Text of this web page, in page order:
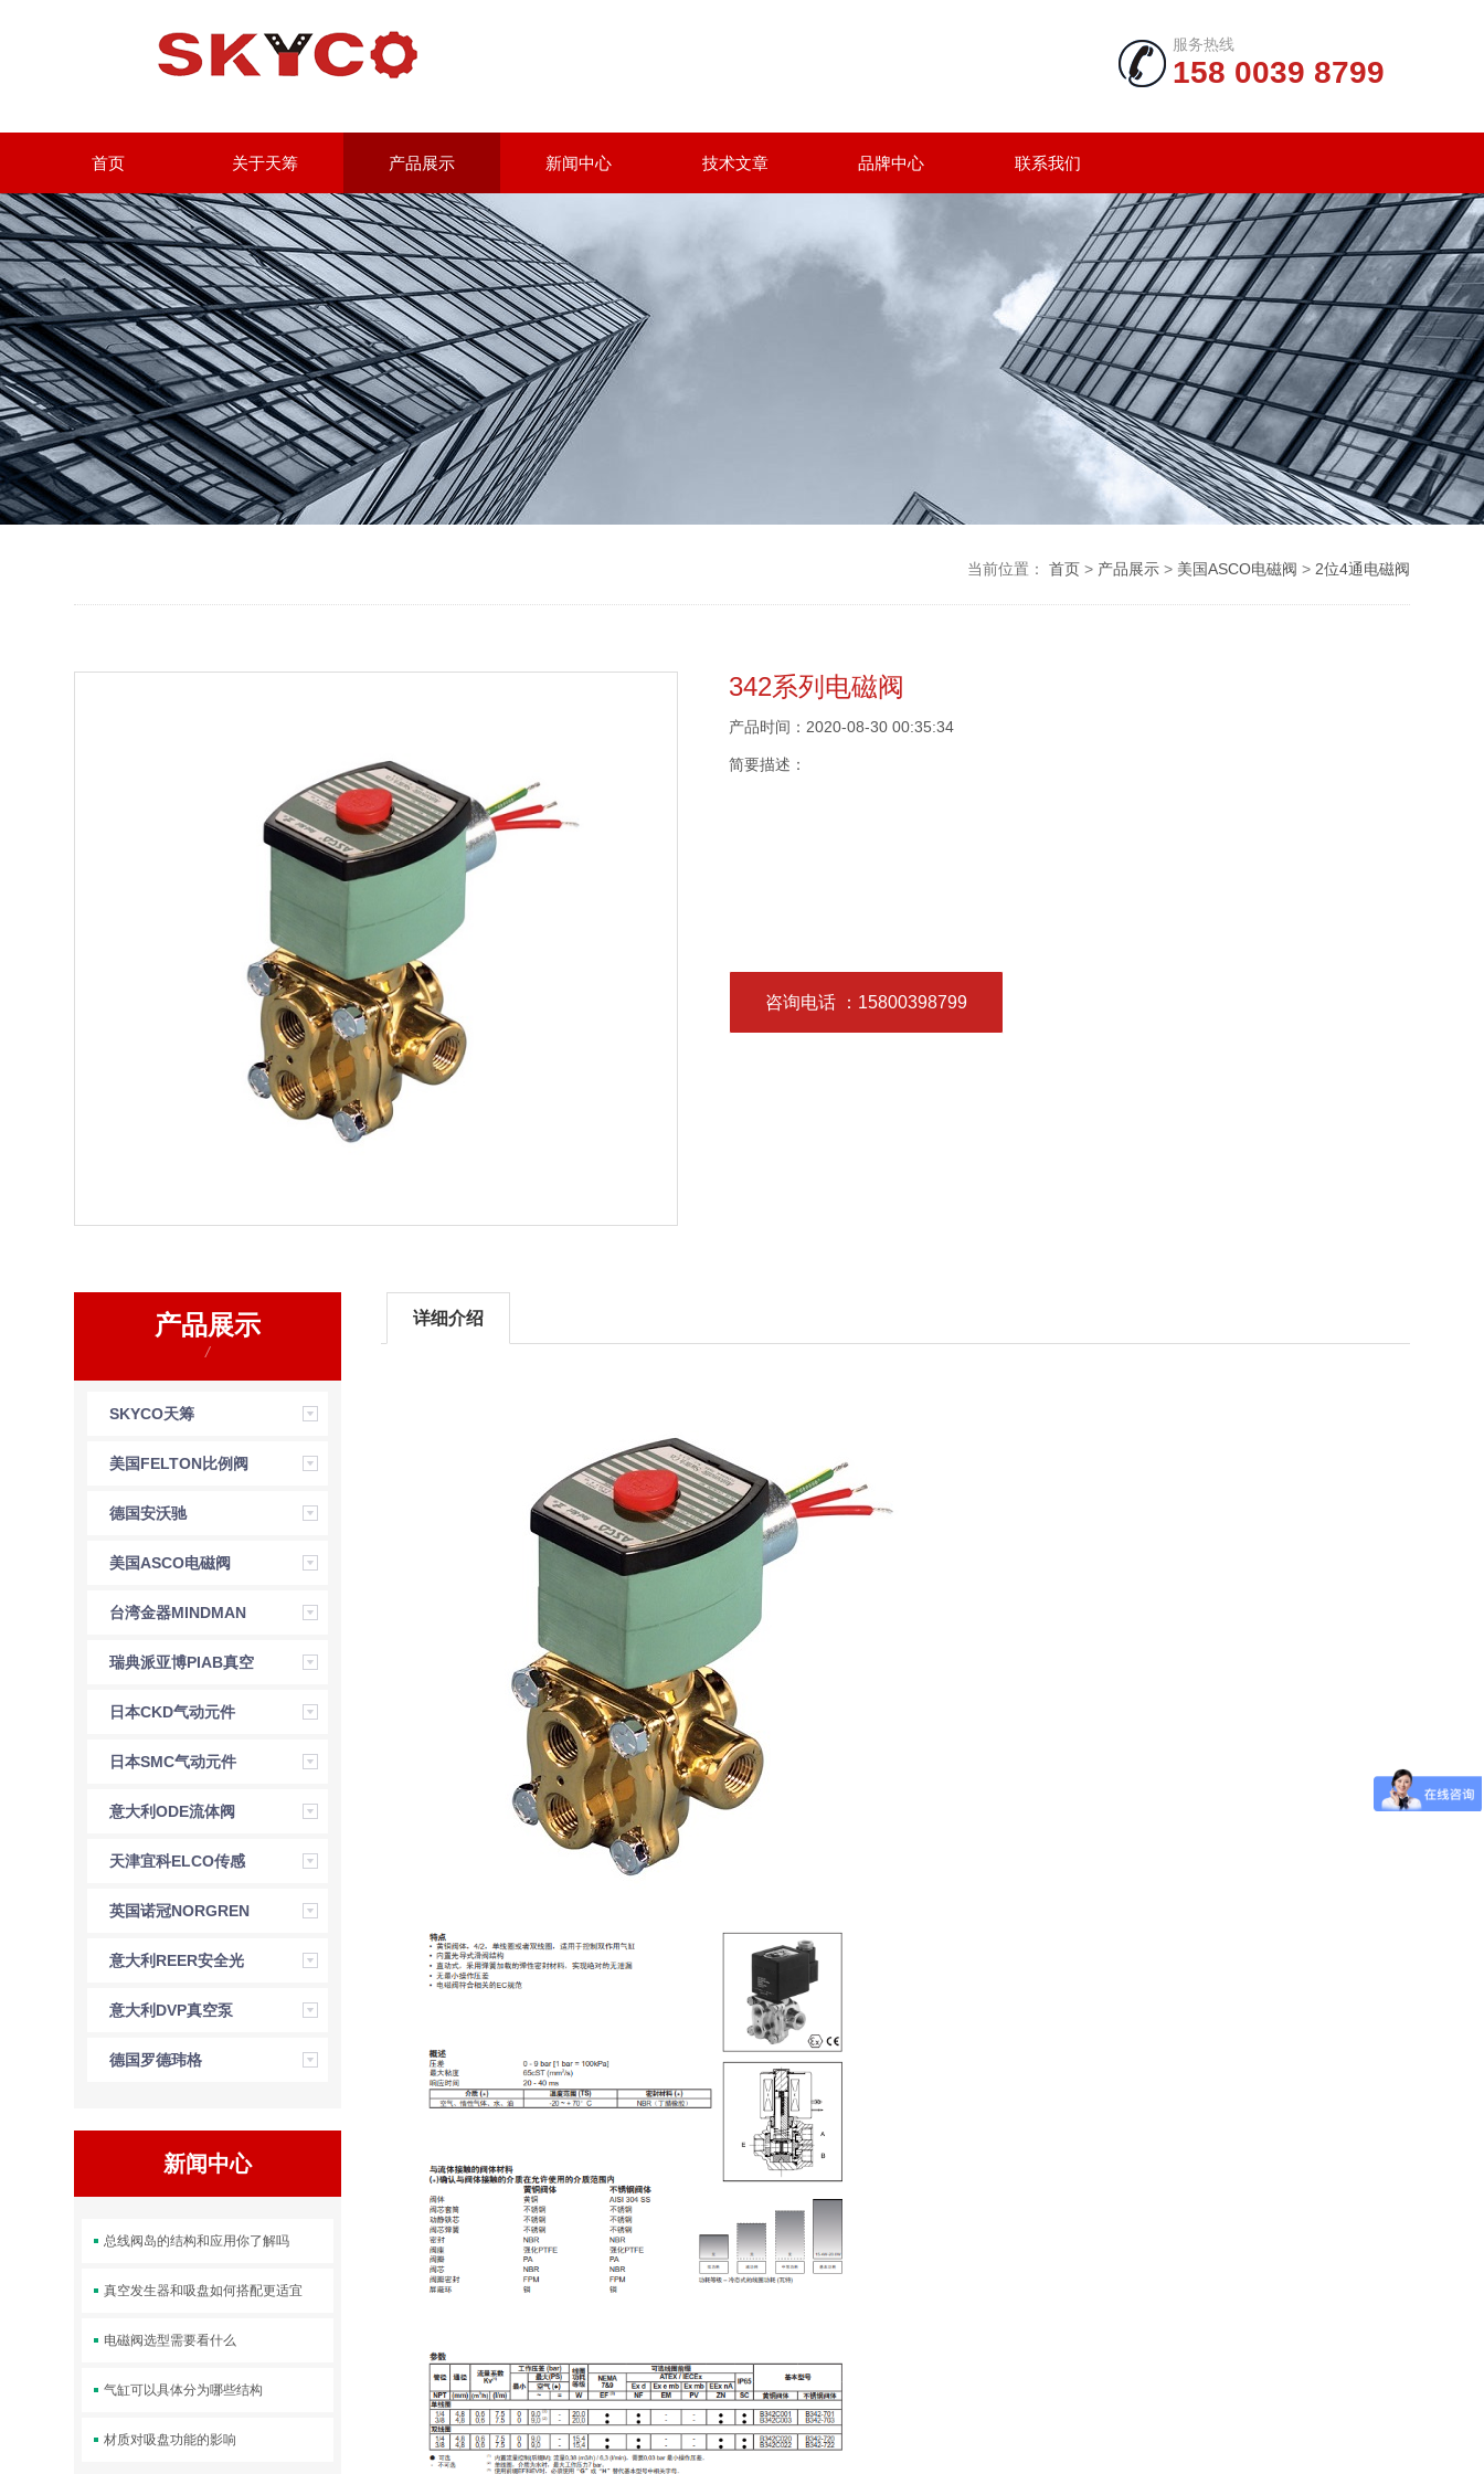
服务热线
158 0039 8799
首页 关于天筹 产品展示 新闻中心 技术文章 品牌中心 联系我们
当前位置： 首页> 产品展示> 美国ASCO电磁阀 > 2位4通电磁阀
342系列电磁阀
产品时间：2020-08-30 00:35:34
简要描述：
咨询电话 ：15800398799
产品展示
/
SKYCO天筹
美国FELTON比例阀
德国安沃驰
AVENTICS气动元件
美国ASCO电磁阀
台湾金器MINDMAN
气动元件
瑞典派亚博PIAB真空
元件
日本CKD气动元件
日本SMC气动元件
意大利ODE流体阀
天津宜科ELCO传感
器
英国诺冠NORGREN
意大利REER安全光
幕
意大利DVP真空泵
德国罗德玮格
新闻中心
总线阀岛的结构和应用你了解吗
真空发生器和吸盘如何搭配更适宜
电磁阀选型需要看什么
气缸可以具体分为哪些结构
材质对吸盘功能的影响
详细介绍